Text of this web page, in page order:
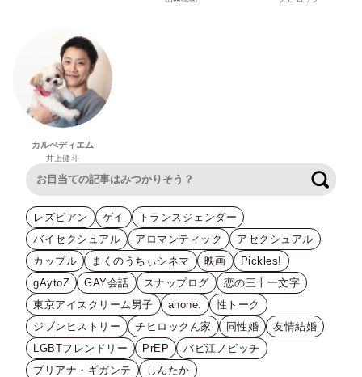
カルぺディエム
井上健斗
レズビアン ゲイ
トランスジェンダー
バイセクシュアル
アロマンティック
アセクシュアル
カップル
まくのうちぃシネマ 映画
Pickles!
gAytoZ
GAY会話 スナップログ
恋の三十一文字
東京アイスクリーム男子
anone.
性トーク
ジブンヒストリー
チヒロックん家 同性婚
友情結婚
LGBTフレンドリー
PrEP
バビ江ノビッチ
ブリアナ・ギガンテ
しんたか